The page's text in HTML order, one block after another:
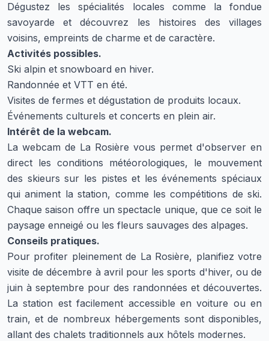
Dégustez les spécialités locales comme la fondue
savoyarde et découvrez les histoires des villages
voisins, empreints de charme et de caractère.
Activités possibles.
Ski alpin et snowboard en hiver.
Randonnée et VTT en été.
Visites de fermes et dégustation de produits locaux.
Événements culturels et concerts en plein air.
Intérêt de la webcam.
La webcam de La Rosière vous permet d'observer en
direct les conditions météorologiques, le mouvement
des skieurs sur les pistes et les événements spéciaux
qui animent la station, comme les compétitions de ski.
Chaque saison offre un spectacle unique, que ce soit le
paysage enneigé ou les fleurs sauvages des alpages.
Conseils pratiques.
Pour profiter pleinement de La Rosière, planifiez votre
visite de décembre à avril pour les sports d'hiver, ou de
juin à septembre pour des randonnées et découvertes.
La station est facilement accessible en voiture ou en
train, et de nombreux hébergements sont disponibles,
allant des chalets traditionnels aux hôtels modernes.